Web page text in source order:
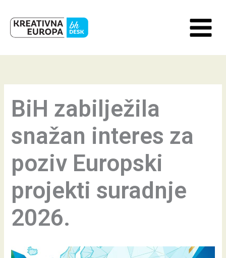
content
BiH zabilježila
snažan interes za
poziv Europski
projekti suradnje
2026.